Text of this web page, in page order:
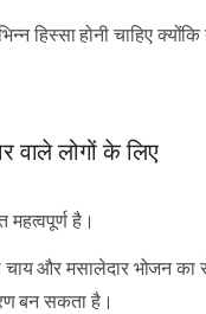
हिस्सा होनी चाहिए
वाले लोगों के लिए
है।
चाय और मसालेदार भोजन
बन सकता है।